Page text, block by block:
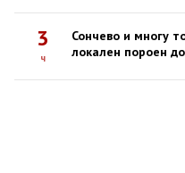
3
ч
Сончево и многу
локален пороен